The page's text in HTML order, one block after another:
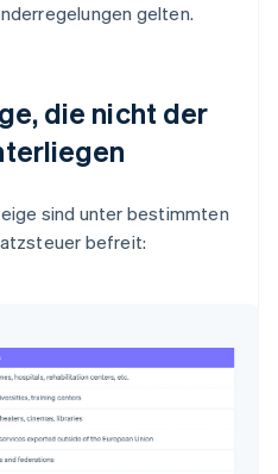
gelten.
die nicht der
sind unter bestimmten
befreit: